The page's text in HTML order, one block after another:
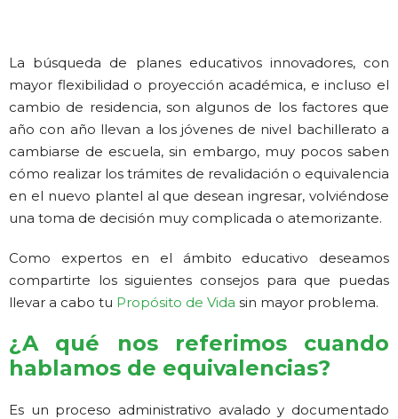
La búsqueda de planes educativos innovadores, con
mayor flexibilidad o proyección académica, e incluso el
cambio de residencia, son algunos de los factores que
año con año llevan a los jóvenes de nivel bachillerato a
cambiarse de escuela, sin embargo, muy pocos saben
cómo realizar los trámites de revalidación o equivalencia
en el nuevo plantel al que desean ingresar, volviéndose
una toma de decisión muy complicada o atemorizante.
Como expertos en el ámbito educativo deseamos
compartirte los siguientes consejos para que puedas
llevar a cabo tu Propósito de Vida sin mayor problema.
¿A qué nos referimos cuando
hablamos de equivalencias?
Es un proceso administrativo avalado y documentado